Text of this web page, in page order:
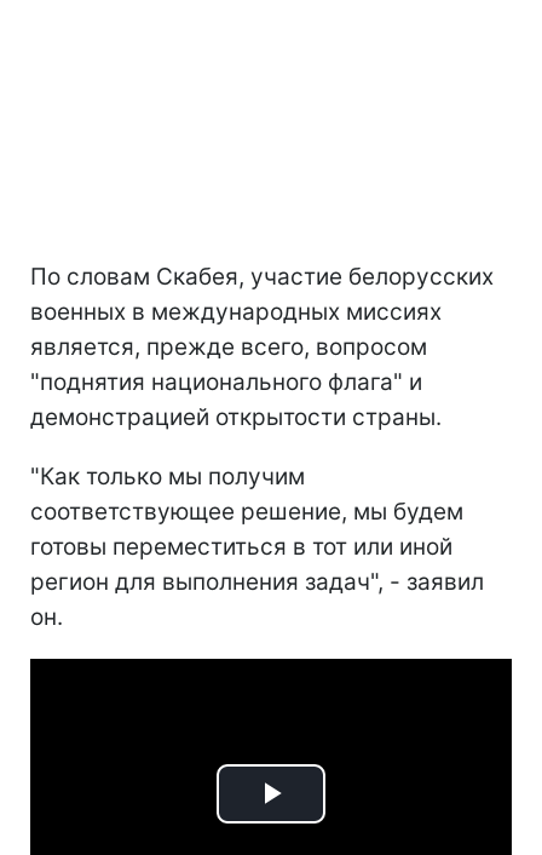
По словам Скабея, участие белорусских
военных в международных миссиях
является, прежде всего, вопросом
"поднятия национального флага" и
демонстрацией открытости страны.
"Как только мы получим
соответствующее решение, мы будем
готовы переместиться в тот или иной
регион для выполнения задач", - заявил
он.
Play